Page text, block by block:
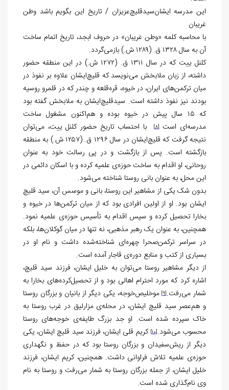
این مدرسه ایشان‌سیدقلیچ‌عزیزان / تاریخ این بگویم باشد وطن
غریبان
با محاسبه کلمه «وطن غریبان» در حروف ابجد، تاریخ اتمام ساخت
آن به سال ۱۳۲۸ ق. (۱۲۸۹ ش.) بازمی‌گردد.
کلنل ییت که در سال ۱۳۱۱ ق. (۱۲۷۲ ش.) در این منطقه حضور
داشته، از زبان ملابخش می‌نویسد که قلیچ‌ایشان علاوه بر نفوذ در
میان ترکمن‌های ایران، در خیوه، قره‌قلعه و چندر که در قلمرو روسیه
بودند نیز نفوذ داشته است. سیدقلیچ‌ایشان به ملابخش گفته بود
که ۱۵ سال پیش در خیوه بوده و هم‌اکنون مشغول ساخت
مدرسه‌ای است[8]
با احتساب تاریخ حضور کلنل ییت، می‌توان
نتیجه گرفت که قلیچ‌ایشان در سال ۱۲۹۶ ق. (۱۲۵۷ ش.) به منطقه
بازگشته است. پس از بازگشت و در پی رسالت خود به عنوان
روحانی، او اقدام به ساخت حوزه‌ی علمیه کرده و با اسکان دائمی در
این محل، به عنوان بانی روستا شناخته می‌شود.
بدون شک یکی از مشاهیر این روستا، بانی و موسس آن، سید قلیچ
ایشان بود. او از اولین افرادی بود که از میان ترکمن‌ها در خیوه و
بخارا تحصیل کرده و سپس اقدام به تأسیس حوزه‌ی علمیه نمود.
همچنین، به عنوان یک رهبر مذهبی، نه تنها در میان گوکلان‌ها، بلکه
در سراسر ترکمن‌صحرا چهره‌ای شناخته‌شده داشت و نام او در
بسیاری از کتب و منابع دوره‌ی قاجار آمده است.
از دیگر مشاهیر روستا می‌توان به خلیل ایشان، فرزند سید قلیچ،
اشاره کرد که مورد احترام اهالی بود و از تحصیل‌کرده‌های بخارا به
شمار می‌رفت.[9]
موخلیص‌خوجه، یکی دیگر از بانیان و بزرگان روستا
و هم‌عصر سید قلیچ ایشان، در محله‌ی مزارلیق در غرب روستا به
خاک سپرده شده است. او جد بزرگ طایفه‌ی خوجه‌های روستا
محسوب می‌شود.[10]
کریم قلی ایشان، فرزند سید قلیچ ایشان، یکی
دیگر از ریش‌سفیدان و بزرگان روستا بود که در حفظ و نگهداری
حوزه‌ی علمیه تلاش فراوانی داشت. همچنین، کریم ایشان، فرزند
خلیل ایشان، از جمله بزرگان روستا به شمار می‌رفت و روستا به نام
وی نام‌گذاری شده است.